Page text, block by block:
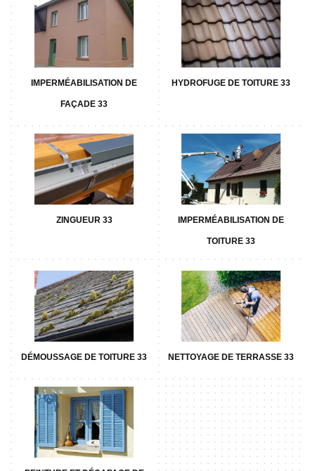
IMPERMÉABILISATION DE
FAÇADE 33
HYDROFUGE DE TOITURE 33
ZINGUEUR 33 IMPERMÉABILISATION DE
TOITURE 33
DÉMOUSSAGE DE TOITURE 33 NETTOYAGE DE TERRASSE 33